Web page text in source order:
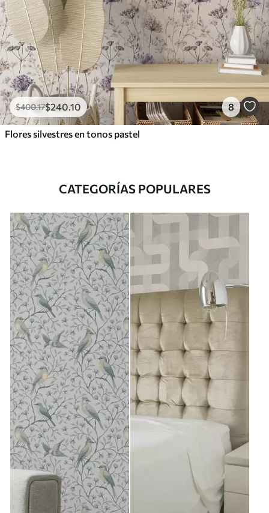
$400.17$240.10 8
Flores silvestres en tonos pastel
CATEGORÍAS POPULARES